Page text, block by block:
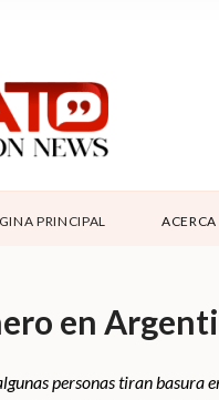
PRINCIPAL ACERCA
en
personas tiran basura